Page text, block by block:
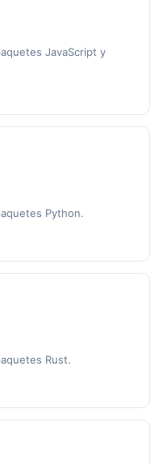
JavaScript y
Python.
Rust.